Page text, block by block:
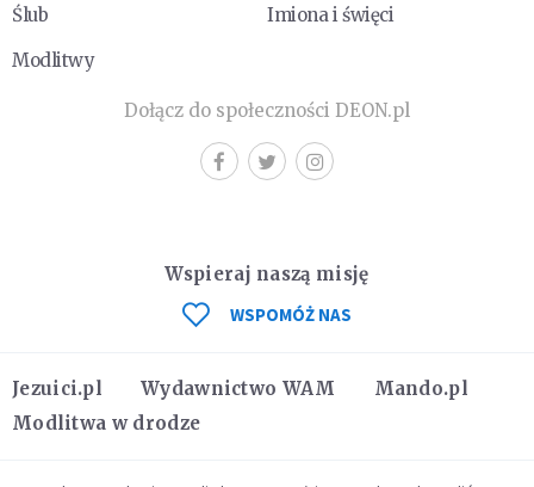
Ślub
Imiona i święci
Modlitwy
Dołącz do społeczności DEON.pl
Jezuici.pl Wydawnictwo WAM
Mando.pl
Modlitwa w drodze
Wspieraj naszą misję
WSPOMÓŻ NAS